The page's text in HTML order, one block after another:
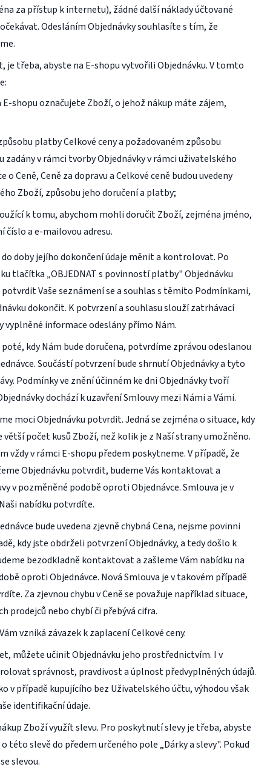
za přístup k internetu), žádné další náklady účtované
Odesláním Objednávky souhlasíte s tím, že
je třeba, abyste na E-shopu vytvořili Objednávku. V tomto
shopu označujete Zboží, o jehož nákup máte zájem,
platby Celkové ceny a požadovaném způsobu
v rámci tvorby Objednávky v rámci uživatelského
Ceně, Ceně za dopravu a Celkové ceně budou uvedeny
Zboží, způsobu jeho doručení a platby;
k tomu, abychom mohli doručit Zboží, zejména jméno,
číslo a e-mailovou adresu.
doby jejího dokončení údaje měnit a kontrolovat. Po
tlačítka „OBJEDNAT s povinností platby" Objednávku
Vaše seznámení se a souhlas s těmito Podmínkami,
dokončit. K potvrzení a souhlasu slouží zatrhávací
informace odeslány přímo Nám.
kdy Nám bude doručena, potvrdíme zprávou odeslanou
Součástí potvrzení bude shrnutí Objednávky a tyto
Podmínky ve znění účinném ke dni Objednávky tvoří
dochází k uzavření Smlouvy mezi Námi a Vámi.
moci Objednávku potvrdit. Jedná se zejména o situace, kdy
počet kusů Zboží, než kolik je z Naší strany umožněno.
vždy v rámci E-shopu předem poskytneme. V případě, že
Objednávku potvrdit, budeme Vás kontaktovat a
v pozměněné podobě oproti Objednávce. Smlouva je v
nabídku potvrdíte.
bude uvedena zjevně chybná Cena, nejsme povinni
kdy jste obdrželi potvrzení Objednávky, a tedy došlo k
bezodkladně kontaktovat a zašleme Vám nabídku na
oproti Objednávce. Nová Smlouva je v takovém případě
Za zjevnou chybu v Ceně se považuje například situace,
prodejců nebo chybí či přebývá cifra.
vzniká závazek k zaplacení Celkové ceny.
můžete učinit Objednávku jeho prostřednictvím. I v
správnost, pravdivost a úplnost předvyplněných údajů.
v případě kupujícího bez Uživatelského účtu, výhodou však
identifikační údaje.
Zboží využít slevu. Pro poskytnutí slevy je třeba, abyste
této slevě do předem určeného pole „Dárky a slevy". Pokud
slevou.